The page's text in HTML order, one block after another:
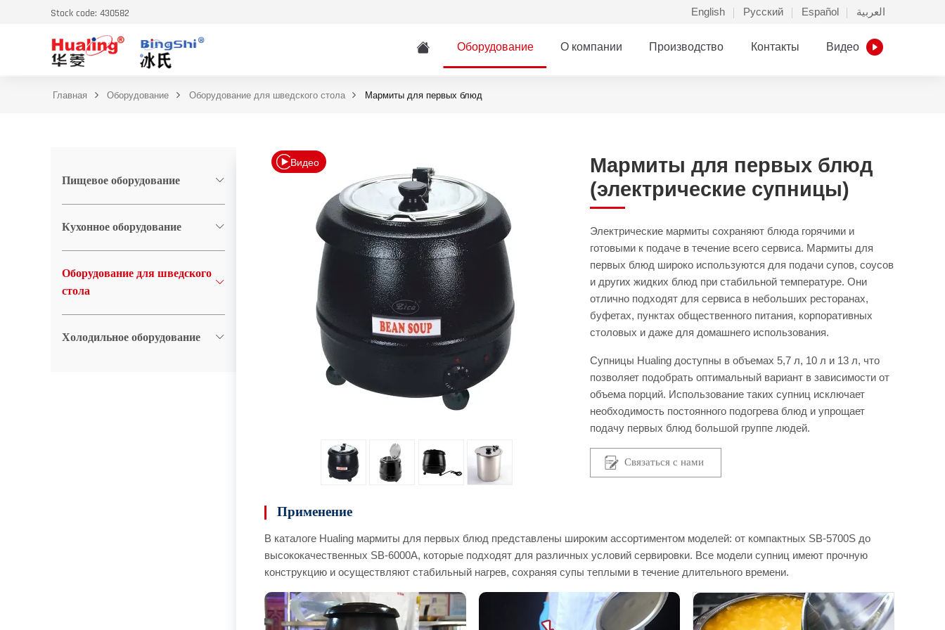
Stock code: 430582 English Русский Español العربية
Оборудование О компании Производство Контакты Видео
Главная Оборудование Оборудование для шведского стола Мармиты для первых блюд
Видео
Мармиты для первых блюд
(электрические супницы)
Электрические мармиты сохраняют блюда горячими и
готовыми к подаче в течение всего сервиса. Мармиты для
первых блюд широко используются для подачи супов, соусов
и других жидких блюд при стабильной температуре. Они
отлично подходят для сервиса в небольших ресторанах,
буфетах, пунктах общественного питания, корпоративных
столовых и даже для домашнего использования.
Супницы Hualing доступны в объемах 5,7 л, 10 л и 13 л, что
позволяет подобрать оптимальный вариант в зависимости от
объема порций. Использование таких супниц исключает
необходимость постоянного подогрева блюд и упрощает
подачу первых блюд большой группе людей.
Связаться с нами
Применение
В каталоге Hualing мармиты для первых блюд представлены широким ассортиментом моделей: от компактных SB-5700S до
высококачественных SB-6000A, которые подходят для различных условий сервировки. Все модели супниц имеют прочную
конструкцию и осуществляют стабильный нагрев, сохраняя супы теплыми в течение длительного времени.
Пищевое оборудование
Кухонное оборудование
Оборудование для шведского
стола
Холодильное оборудование